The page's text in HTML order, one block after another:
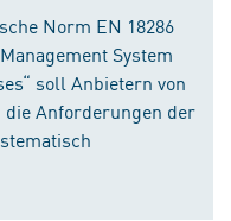
Norm EN 18286
System
soll Anbietern von
Anforderungen der